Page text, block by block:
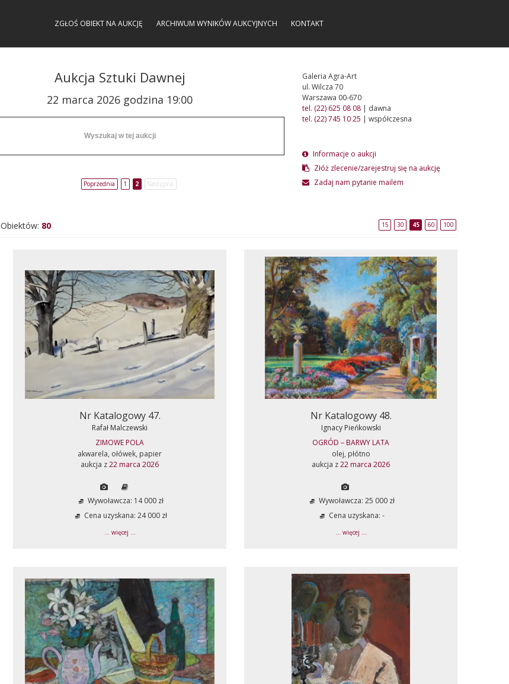
ZGŁOŚ OBIEKT NA AUKCJĘ ARCHIWUM WYNIKÓW AUKCYJNYCH KONTAKT
Aukcja Sztuki Dawnej
22 marca 2026 godzina 19:00
Poprzednia 1 2 Następna
Galeria Agra-Art
ul. Wilcza 70
Warszawa 00-670
tel. (22) 625 08 08| dawna
tel. (22) 745 10 25 | współczesna
Informacje o aukcji
Złóż zlecenie/zarejestruj się na aukcję
Zadaj nam pytanie mailem
Obiektów: 80 15 30 45 60 100
Nr Katalogowy 47.
Rafał Malczewski
ZIMOWE POLA
akwarela, ołówek, papier
aukcja z22 marca 2026
Wywoławcza: 14 000 zł
Cena uzyskana: 24 000 zł
... więcej ...
Nr Katalogowy 48.
Ignacy Pieńkowski
OGRÓD – BARWY LATA
olej, płótno
aukcja z22 marca 2026
Wywoławcza: 25 000 zł
Cena uzyskana: -
... więcej ...